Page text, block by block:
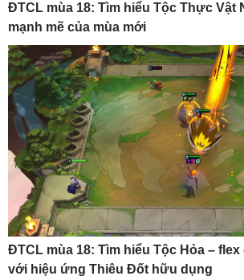
ĐTCL mùa 18: Tìm hiểu Tộc Thực Vật
mạnh mẽ của mùa mới
ĐTCL mùa 18: Tìm hiểu Tộc Hỏa –
với hiệu ứng Thiêu Đốt hữu dụng